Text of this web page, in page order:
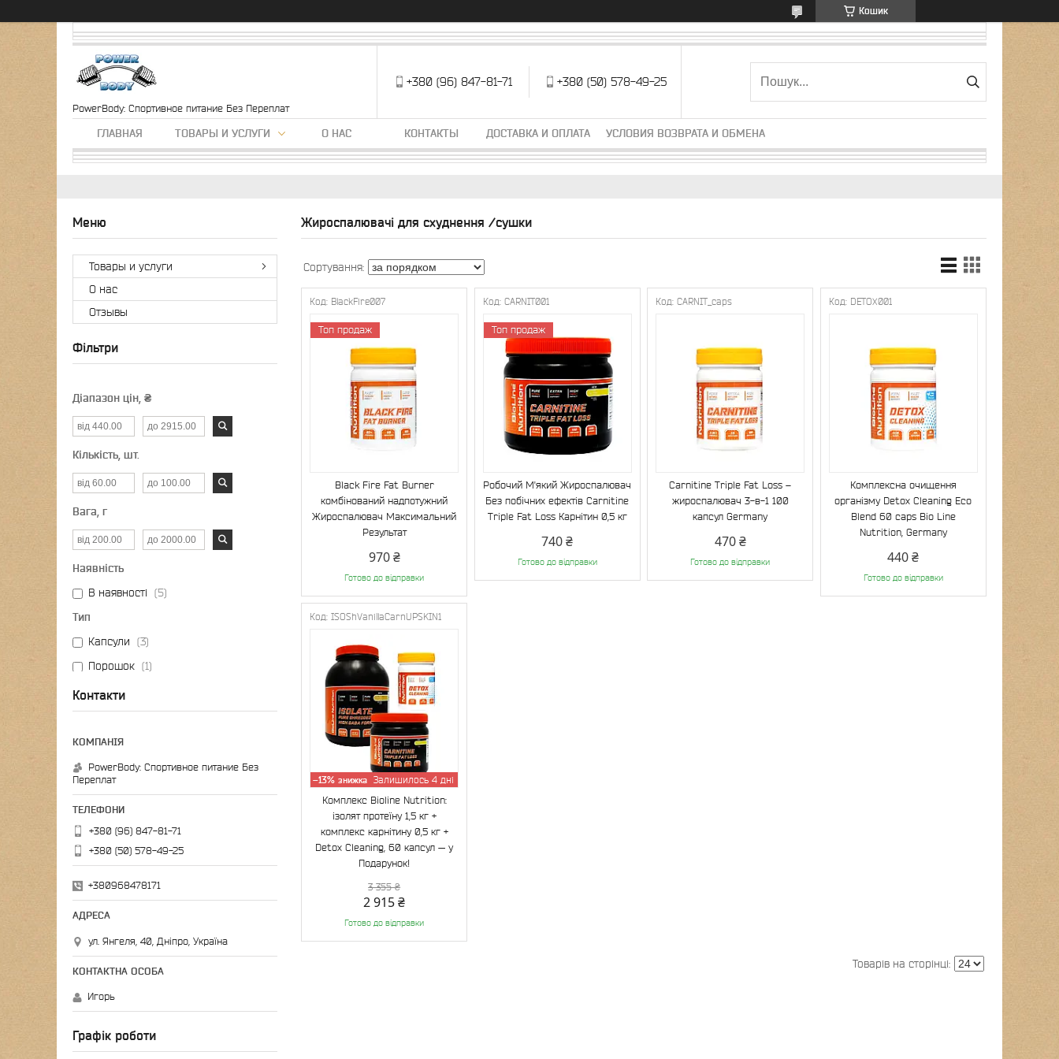
Кошик
PowerBody: Спортивное питание Без Переплат
+380 (96) 847-81-71 +380 (50) 578-49-25
ГЛАВНАЯ ТОВАРЫ И УСЛУГИ О НАС КОНТАКТЫ ДОСТАВКА И ОПЛАТА УСЛОВИЯ ВОЗВРАТА И ОБМЕНА
Жироспалювачі для схуднення /сушки
BlaсkFire007
Топ продаж
Black Fire Fat Burner
комбінований надпотужний
Жироспалювач Максимальний
Результат
970 ₴
Готово до відправки
CARNIT001
Топ продаж
Робочий М'який Жироспалювач
Без побічних ефектів Carnitine
Triple Fat Loss Карнітин 0,5 кг
740 ₴
Готово до відправки
CARNIT_caps
Carnitine Triple Fat Loss –
жироспалювач 3-в-1 100
капсул Germany
470 ₴
Готово до відправки
DETOX001
Комплексна очищення
організму Detox Cleaning Eco
Blend 60 caps Bio Line
Nutrition, Germany
440 ₴
Готово до відправки
ISOShVanillaCarnUPSKIN1
–13% Залишилось 4 дні
Комплекс Bioline Nutrition:
ізолят протеїну 1,5 кг +
комплекс карнітину 0,5 кг +
Detox Cleaning, 60 капсул — у
Подарунок!
3 355 ₴
2 915 ₴
Готово до відправки
Товары и услуги
О нас
Отзывы
Фільтри
Діапазон цін, ₴
Кількість, шт.
Вага, г
Наявність
В наявності
5
Тип
Капсули
3
Порошок
1
комплексний
Країна виробник
Німеччина
Смак
Лимон
Виробник
Контакти
PowerBody: Спортивное питание Без
Переплат
+380 (96) 847-81-71
+380 (50) 578-49-25
+380968478171
ул. Янгеля, 40, Дніпро, Україна
Игорь
Графік роботи